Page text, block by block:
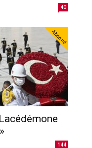
40
Abonné
144